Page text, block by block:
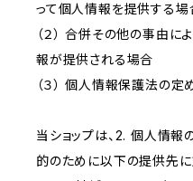
って個人情報を提供する場
（２） 合併その他の事由
報が提供される場合
（３） 個人情報保護法の
当ショップは、2. 個人情
的のために以下の提供先